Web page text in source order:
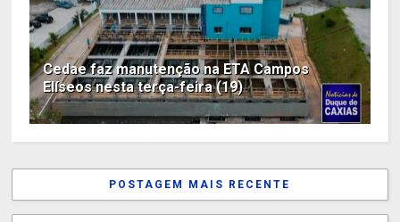
Cedae faz manutenção na ETA Campos
Elíseos nesta terça-feira (19)
POSTAGEM MAIS RECENTE